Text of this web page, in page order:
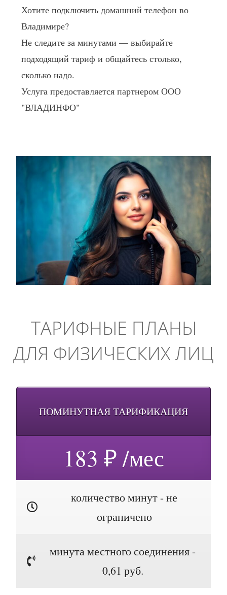
Хотите подключить домашний телефон во
Владимире?
Не следите за минутами — выбирайте
подходящий тариф и общайтесь столько,
сколько надо.
Услуга предоставляется партнером ООО
"ВЛАДИНФО"
ТАРИФНЫЕ ПЛАНЫ
ДЛЯ ФИЗИЧЕСКИХ ЛИЦ
ПОМИНУТНАЯ ТАРИФИКАЦИЯ
183 ₽ /мес
количество минут - не
ограничено
минута местного соединения -
0,61 руб.